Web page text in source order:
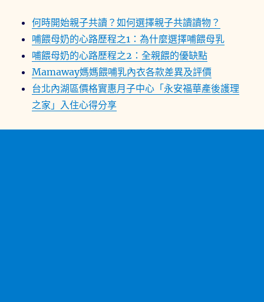
何時開始親子共讀？如何選擇親子共讀讀物？
哺餵母奶的心路歷程之1：為什麼選擇哺餵母乳
哺餵母奶的心路歷程之2：全親餵的優缺點
Mamaway媽媽餵哺乳內衣各款差異及評價
台北內湖區價格實惠月子中心「永安福華產後護理
之家」入住心得分享